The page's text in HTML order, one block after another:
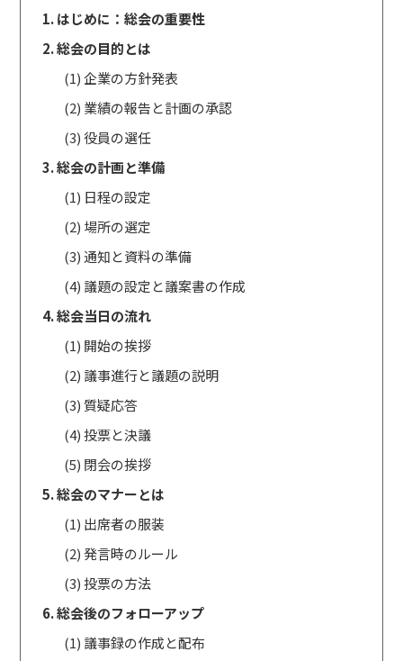
1. はじめに：総会の重要性
2. 総会の目的とは
(1) 企業の方針発表
(2) 業績の報告と計画の承認
(3) 役員の選任
3. 総会の計画と準備
(1) 日程の設定
(2) 場所の選定
(3) 通知と資料の準備
(4) 議題の設定と議案書の作成
4. 総会当日の流れ
(1) 開始の挨拶
(2) 議事進行と議題の説明
(3) 質疑応答
(4) 投票と決議
(5) 閉会の挨拶
5. 総会のマナーとは
(1) 出席者の服装
(2) 発言時のルール
(3) 投票の方法
6. 総会後のフォローアップ
(1) 議事録の作成と配布